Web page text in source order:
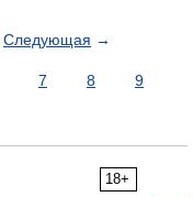
Следующая →
7 8
9
18+